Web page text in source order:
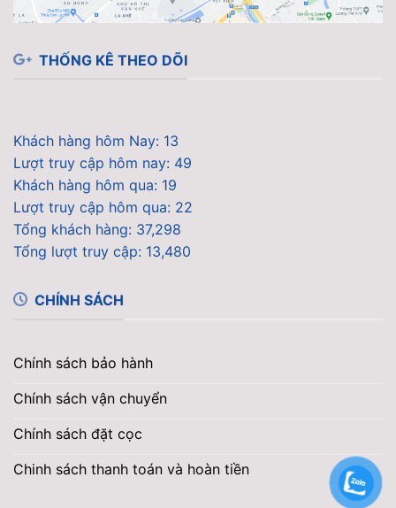
THỐNG KÊ THEO DÕI
Khách hàng hôm Nay: 13
Lượt truy cập hôm nay: 49
Khách hàng hôm qua: 19
Lượt truy cập hôm qua: 22
Tổng khách hàng: 37,298
Tổng lượt truy cập: 13,480
CHÍNH SÁCH
Chính sách bảo hành
Chính sách vận chuyển
Chính sách đặt cọc
Chinh sách thanh toán và hoàn tiền